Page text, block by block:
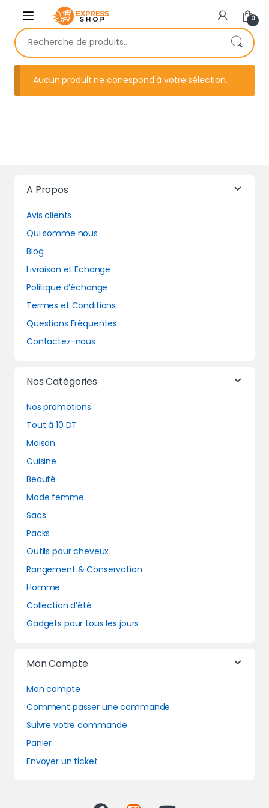
Skip to navigation
Skip to content
0
Recherche pour :
Aucun produit ne correspond à votre sélection.
A Propos
Avis clients
Qui somme nous
Blog
Livraison et Echange
Politique d’échange
Termes et Conditions
Questions Fréquentes
Contactez-nous
Nos Catégories
Nos promotions
Tout à 10 DT
Maison
Cuisine
Beauté
Mode femme
Sacs
Packs
Outils pour cheveux
Rangement & Conservation
Homme
Collection d’été
Gadgets pour tous les jours
Mon Compte
Mon compte
Comment passer une commande
Suivre votre commande
Panier
Envoyer un ticket